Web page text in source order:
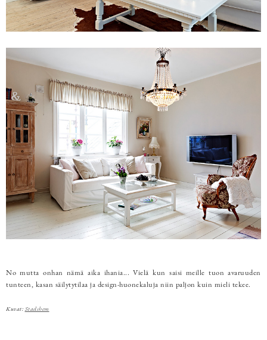
No mutta onhan nämä aika ihania... Vielä kun saisi meille tuon avaruuden
tunteen, kasan säilytytilaa ja design-huonekaluja niin paljon kuin mieli tekee.
Kuvat: Stadshem